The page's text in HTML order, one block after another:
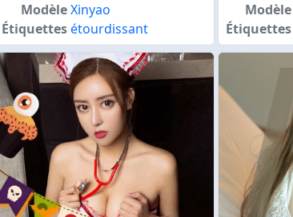
ModèleXinyao
Étiquettesétourdissant
Modèle
Étiquettes